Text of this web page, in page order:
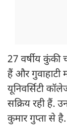
27 वर्षीय कुंकी
हैं और गुवाहाटी
यूनिवर्सिटी
सक्रिय रही हैं.
कुमार गुप्ता से है.